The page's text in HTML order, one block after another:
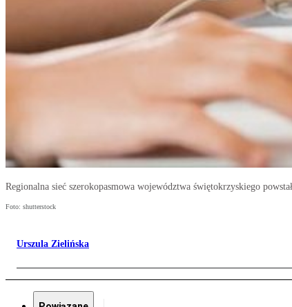
Regionalna sieć szerokopasmowa województwa świętokrzyskiego
Foto: shutterstock
Urszula Zielińska